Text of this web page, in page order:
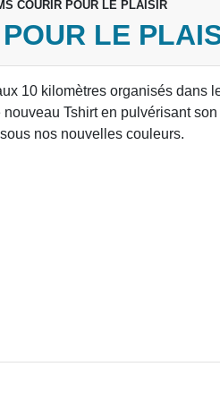
COURIR POUR LE PLAISIR
LE
10 kilomètres organisés dans
Tshirt en pulvérisant
nos nouvelles couleurs.